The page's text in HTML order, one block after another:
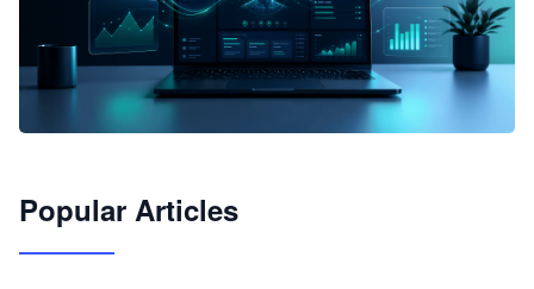
JimoClaw 桌面 AI Agent 工作台
Popular Articles